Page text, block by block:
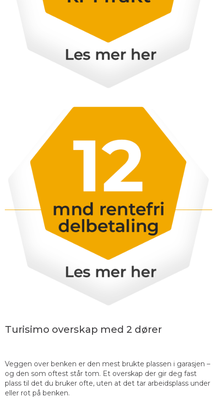
Turisimo overskap med 2 dører
Veggen over benken er den mest brukte plassen i garasjen –
og den som oftest står tom. Et overskap der gir deg fast
plass til det du bruker ofte, uten at det tar arbeidsplass under
eller rot på benken.